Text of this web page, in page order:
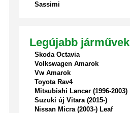
Sassimi
Legújabb járművek
Skoda Octavia
Volkswagen Amarok
Vw Amarok
Toyota Rav4
Mitsubishi Lancer (1996-2003)
Suzuki új Vitara (2015-)
Nissan Micra (2003-) Leaf